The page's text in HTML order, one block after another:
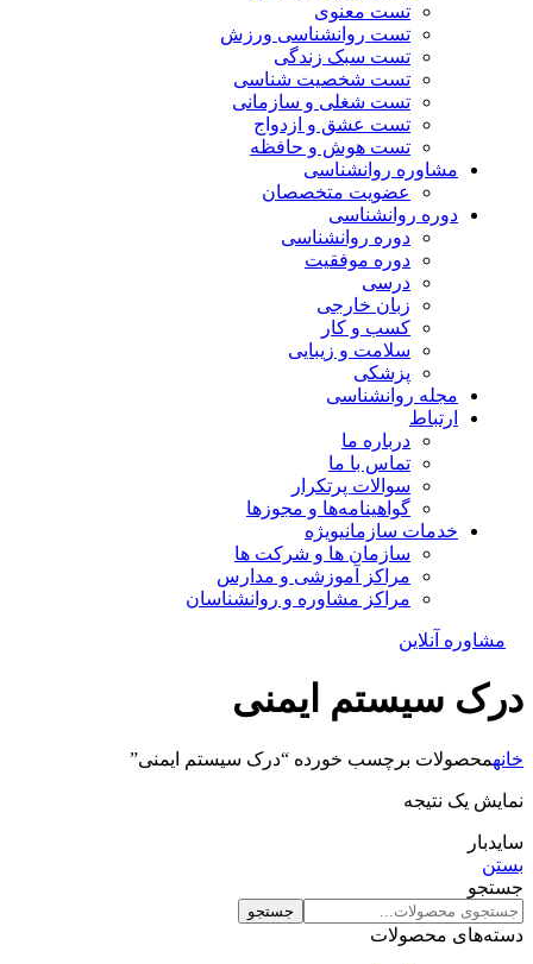
تست معنوی
تست روانشناسی ورزش
تست سبک زندگی
تست شخصیت شناسی
تست شغلی و سازمانی
تست عشق و ازدواج
تست هوش و حافظه
مشاوره روانشناسی
عضویت متخصصان
دوره روانشناسی
دوره روانشناسی
دوره موفقیت
درسی
زبان خارجی
کسب و کار
سلامت و زیبایی
پزشکی
مجله روانشناسی
ارتباط
درباره ما
تماس با ما
سوالات پرتکرار
گواهینامه‌ها و مجوزها
خدمات سازمانیویژه
سازمان ها و شرکت ها
مراکز آموزشی و مدارس
مراکز مشاوره و روانشناسان
مشاوره آنلاین
درک سیستم ایمنی
خانهمحصولات برچسب خورده “درک سیستم ایمنی”
نمایش یک نتیجه
سایدبار
بستن
جستجو
جستجو
دسته‌های محصولات